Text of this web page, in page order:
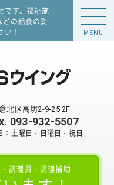
です。福祉施
どの給食の委
い！
北区高坊2-9-25 2F
093-932-5507
土曜日・日曜日・祝日
調理員・調理補助
MENU